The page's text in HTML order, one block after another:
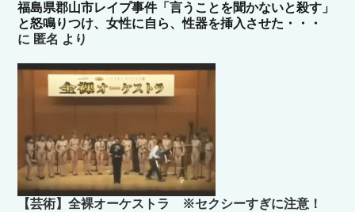
福島県郡山市レイプ事件「言うことを聞かないと殺す」
と怒鳴りつけ、女性に自ら、性器を挿入させた・・・
に 匿名 より
【芸術】全裸オーケストラ ※セクシーすぎに注意！